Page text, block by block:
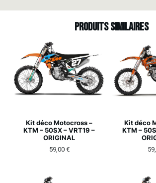
Produits similaires
Kit déco Motocross –
KTM – 50SX – VRT19 –
ORIGINAL
59,00 €
Kit déco
KTM –